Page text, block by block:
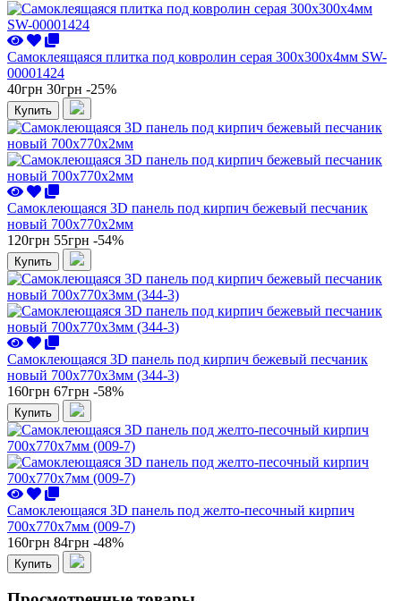
Самоклеящаяся плитка под ковролин серая 300х300х4мм SW-
00001424
40грн 30грн -25%
Купить
Самоклеющаяся 3D панель под кирпич бежевый песчаник
новый 700x770x2мм
120грн 55грн -54%
Купить
Самоклеющаяся 3D панель под кирпич бежевый песчаник
новый 700x770x3мм (344-3)
160грн 67грн -58%
Купить
Самоклеющаяся 3D панель под желто-песочный кирпич
700x770x7мм (009-7)
160грн 84грн -48%
Купить